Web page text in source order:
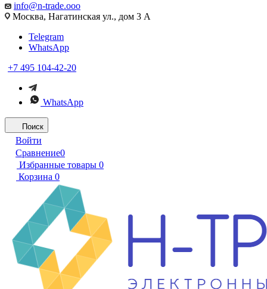
info@n-trade.ooo
Москва, Нагатинская ул., дом 3 А
Telegram
WhatsApp
+7 495 104-42-20
WhatsApp
Поиск
Войти
Сравнение0
Избранные товары 0
Корзина 0